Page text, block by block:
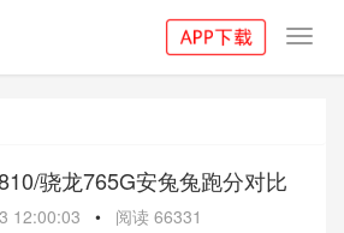
骁龙765G安兔兔跑分对比
12:00:03 • 阅读 66331